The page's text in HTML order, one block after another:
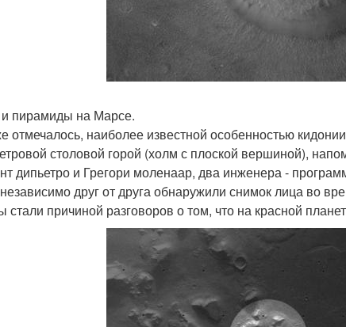
и пирамиды на Марсе.
отмечалось, наиболее известной особенностью
столовой горой (холм с плоской вершиной),
дипьетро и Грегори моленаар, два инженера -
друг от друга обнаружили снимок лица во
стали причиной разговоров о том, что на красной